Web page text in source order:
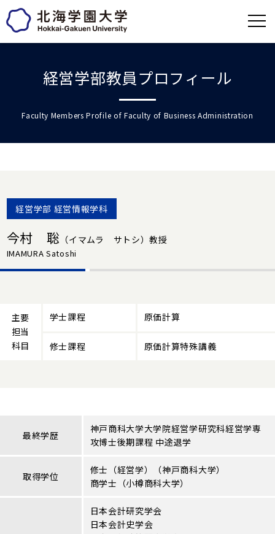
経営学部教員プロフィール
Faculty Members Profile of Faculty of Business Administration
経営学部 経営情報学科
今村 聡 （イマムラ サトシ）教授
IMAMURA Satoshi
主要
担当
科目
学士課程 原価計算
修士課程 原価計算特殊講義
最終学歴
神戸商科大学大学院経営学研究科経営学専
攻博士後期課程 中途退学
取得学位
修士（経営学）（神戸商科大学）
商学士（小樽商科大学）
日本会計研究学会
日本会計史学会